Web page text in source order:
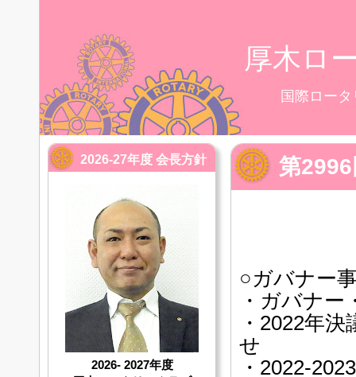
厚木ロ
国際ロー
第
○ガバナー
・ガバナ
・2022年
せ
・2022-
2026-27年度 会長方針
2026- 2027年度